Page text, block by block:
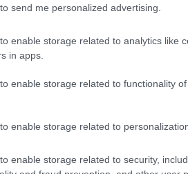
send me personalized advertising.
enable storage related to analytics like
in apps.
enable storage related to functionality
enable storage related to
enable storage related to security,
για τη φράση «τη
αφορά σε υποκίνηση
διαμορφώνουν